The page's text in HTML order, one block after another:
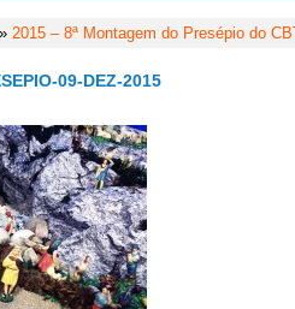
» 2015 – 8ª Montagem do Presépio do
09-DEZ-2015